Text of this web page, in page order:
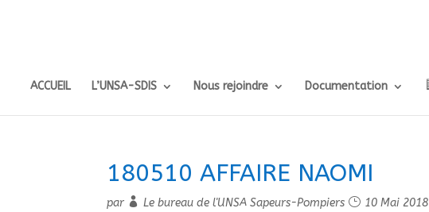
ACCUEIL L’UNSA-SDIS Nous rejoindre Documentation
180510 AFFAIRE NAOMI
par Le bureau de l'UNSA Sapeurs-Pompiers 10 Mai 2018